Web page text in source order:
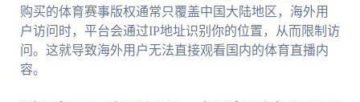
购买的体育赛事版权通常只覆盖中国大陆地区，海外用
户访问时，平台会通过IP地址识别你的位置，从而限制访
问。这就导致海外用户无法直接观看国内的体育直播内
容。